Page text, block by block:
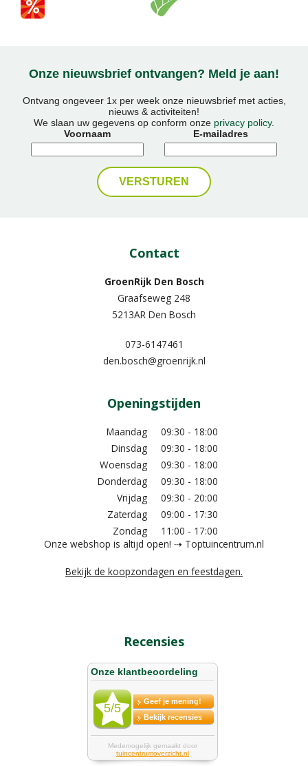
Onze nieuwsbrief ontvangen? Meld je aan!
Ontvang ongeveer 1x per week onze nieuwsbrief met acties,
nieuws & activiteiten!
We slaan uw gegevens op conform onze privacy policy.
Voornaam
E-mailadres
Contact
GroenRijk Den Bosch
Graafseweg 248
5213AR Den Bosch
073-6147461
den.bosch@groenrijk.nl
Openingstijden
Maandag
09:30 - 18:00
Dinsdag
09:30 - 18:00
Woensdag
09:30 - 18:00
Donderdag
09:30 - 18:00
Vrijdag
09:30 - 20:00
Zaterdag
09:00 - 17:30
Zondag
11:00 - 17:00
Onze webshop is altijd open! ⇢ Toptuincentrum.nl
Bekijk de koopzondagen en feestdagen.
Recensies